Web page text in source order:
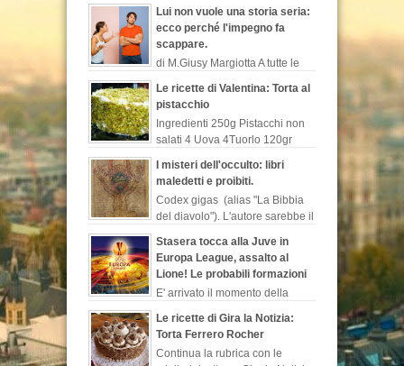
occasione per sparare a zero sulla
trasmissione di canale...
Lui non vuole una storia seria:
ecco perché l'impegno fa
scappare.
di M.Giusy Margiotta A tutte le
lamentarsi del loro uomo perché contrario ad
un legame serio o perché rimanda costant...
Le ricette di Valentina: Torta al
pistacchio
Ingredienti 250g Pistacchi non
salati 4 Uova 4Tuorlo 120gr
Latte 50 g Cioccolato fondente 1/2 bustina
Lievito is...
I misteri dell'occulto: libri
maledetti e proibiti.
Codex gigas (alias "La Bibbia
del diavolo"). L'autore sarebbe il
il recluso”, chiamato così in s...
Stasera tocca alla Juve in
Europa League, assalto al
Lione! Le probabili formazioni
E' arrivato il momento della
il Lione per l'andata dei quarti di finale di
Europa League. I biancone...
Le ricette di Gira la Notizia:
Torta Ferrero Rocher
Continua la rubrica con le